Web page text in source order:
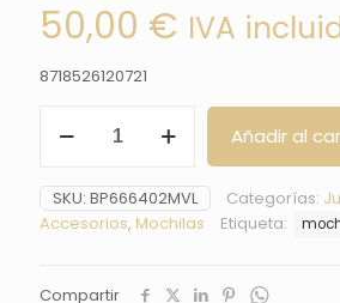
50,00 € IVA
8718526120721
Capitán
Marvel
Comics
cantidad
Añadir al
SKU: BP666402MVL Categorías:
Accesorios, Mochilas Etiqueta:
Compartir